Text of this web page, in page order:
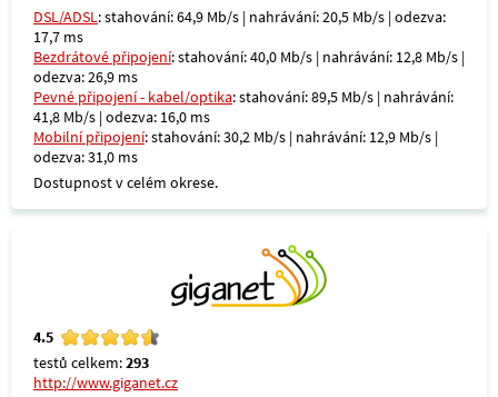
DSL/ADSL: stahování: 64,9 Mb/s | nahrávání: 20,5 Mb/s | odezva:
17,7 ms
Bezdrátové připojení: stahování: 40,0 Mb/s | nahrávání: 12,8 Mb/s |
odezva: 26,9 ms
Pevné připojení - kabel/optika: stahování: 89,5 Mb/s | nahrávání:
41,8 Mb/s | odezva: 16,0 ms
Mobilní připojení: stahování: 30,2 Mb/s | nahrávání: 12,9 Mb/s |
odezva: 31,0 ms
Dostupnost v celém okrese.
4.5
testů celkem:293
http://www.giganet.cz